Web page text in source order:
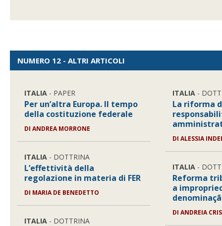
NUMERO 12 - ALTRI ARTICOLI
ITALIA - PAPER
Per un’altra Europa. Il tempo
della costituzione federale
DIANDREA MORRONE
ITALIA - DOTTRINA
L’effettività della
regolazione in materia di FER
DI MARIA DE BENEDETTO
ITALIA - DOTTRINA
ITALIA -
La riforma
DIALESSIA
ITALIA -
Reforma
a
DIANDREIA